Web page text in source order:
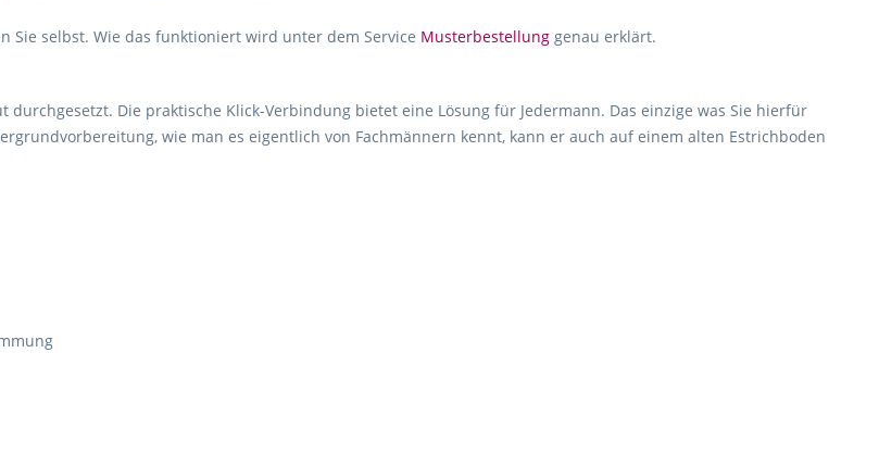
Sie selbst. Wie das funktioniert wird unter dem Service Musterbestellung genau erklärt.
durchgesetzt. Die praktische Klick-Verbindung bietet eine Lösung für Jedermann. Das einzige was Sie hierfür
wie man es eigentlich von Fachmännern kennt, kann er auch auf einem alten Estrichboden